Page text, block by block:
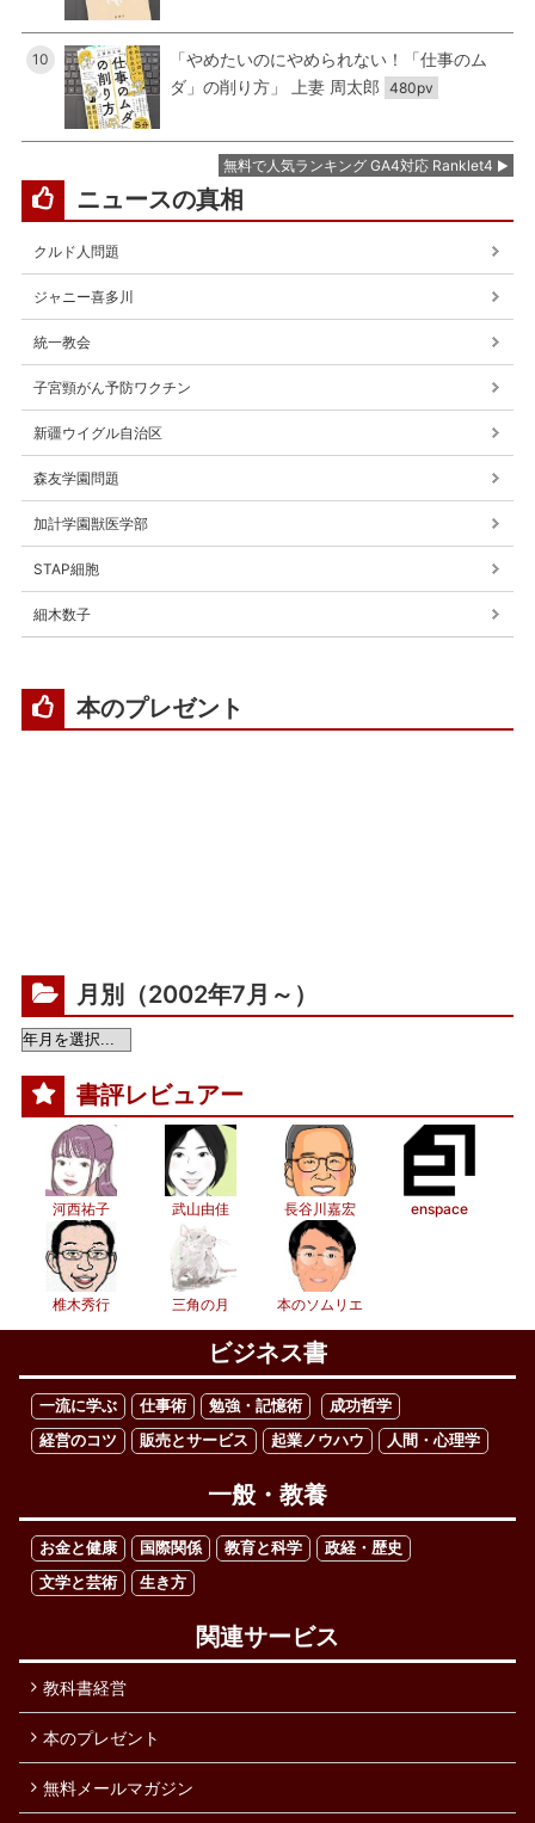
10
「やめたいのにやめられない！「仕事のム
ダ」の削り方」 上妻 周太郎 480pv
無料で人気ランキング GA4対応 Ranklet4
ニュースの真相
クルド人問題
ジャニー喜多川
統一教会
子宮頸がん予防ワクチン
新疆ウイグル自治区
森友学園問題
加計学園獣医学部
STAP細胞
細木数子
本のプレゼント
月別（2002年7月～）
書評レビュアー
河西祐子 武山由佳 長谷川嘉宏 enspace
椎木秀行 三角の月 本のソムリエ
ビジネス書
一流に学ぶ 仕事術 勉強・記憶術
成功哲学
経営のコツ
販売とサービス 起業ノウハウ 人間・心理学
一般・教養
お金と健康 国際関係 教育と科学
政経・歴史
文学と芸術
生き方
関連サービス
教科書経営
本のプレゼント
無料メールマガジン